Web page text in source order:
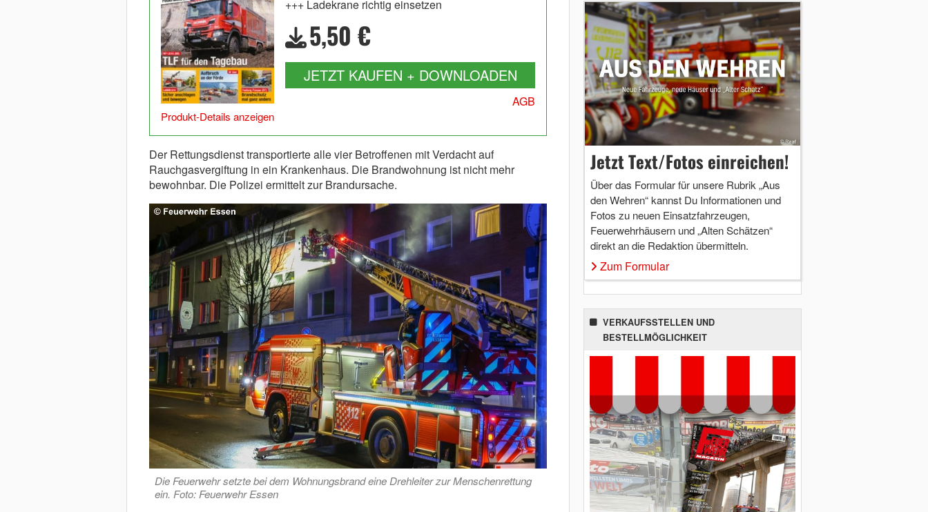
Produkt-Details anzeigen
+++ Ladekrane richtig einsetzen
5,50 €
JETZT KAUFEN + DOWNLOADEN
AGB
Der Rettungsdienst transportierte alle vier Betroffenen mit Verdacht auf
Rauchgasvergiftung in ein Krankenhaus. Die Brandwohnung ist nicht mehr
bewohnbar. Die Polizei ermittelt zur Brandursache.
Die Feuerwehr setzte bei dem Wohnungsbrand eine Drehleiter zur Menschenrettung
ein. Foto: Feuerwehr Essen
Jetzt Text/Fotos einreichen!
Über das Formular für unsere Rubrik „Aus
den Wehren“ kannst Du Informationen und
Fotos zu neuen Einsatzfahrzeugen,
Feuerwehrhäusern und „Alten Schätzen“
direkt an die Redaktion übermitteln.
Zum Formular
VERKAUFSSTELLEN UND
BESTELLMÖGLICHKEIT